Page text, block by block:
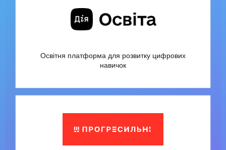
Освітня платформа для розвитку цифрових
навичок